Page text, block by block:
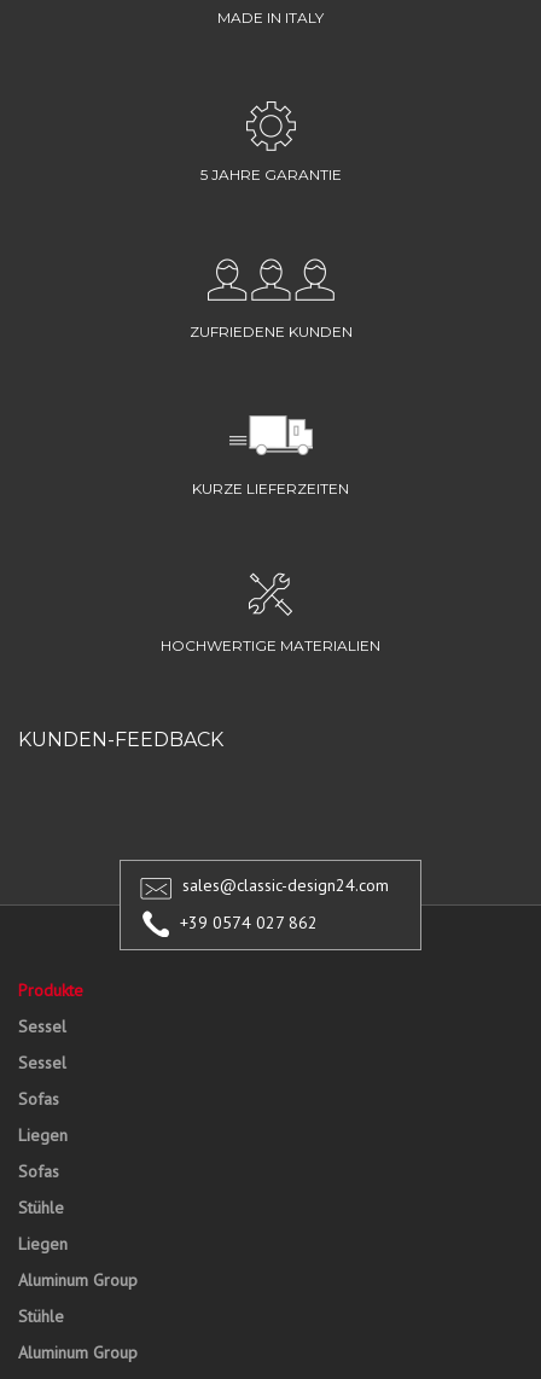
MADE IN ITALY
5 JAHRE GARANTIE
ZUFRIEDENE KUNDEN
KURZE LIEFERZEITEN
HOCHWERTIGE MATERIALIEN
KUNDEN-FEEDBACK
sales@classic-design24.com
+39 0574 027 862
Produkte
Sessel
Sessel
Sofas
Liegen
Sofas
Stühle
Liegen
Aluminum Group
Stühle
Aluminum Group